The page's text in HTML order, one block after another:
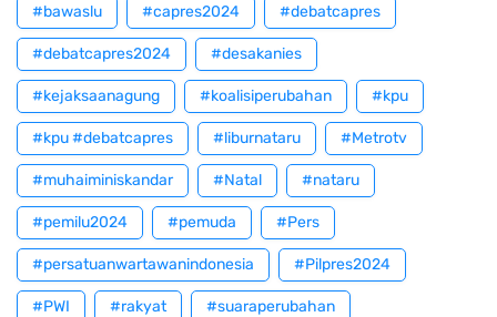
#bawaslu #capres2024 #debatcapres
#debatcapres2024 #desakanies
#kejaksaanagung #koalisiperubahan #kpu
#kpu #debatcapres #liburnataru #Metrotv
#muhaiminiskandar #Natal #nataru
#pemilu2024 #pemuda #Pers
#persatuanwartawanindonesia #Pilpres2024
#PWI #rakyat #suaraperubahan